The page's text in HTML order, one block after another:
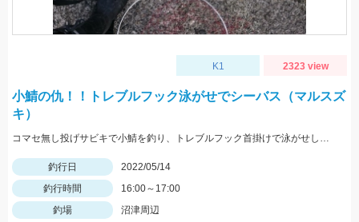
K1 2323 view
小鯖の仇！！トレブルフック泳がせでシーバス（マルスズ
キ）
コマセ無し投げサビキで小鯖を釣り、トレブルフック首掛けで泳がせして10分でシーバスヒット。
釣行日
2022/05/14
釣行時間
16:00～17:00
釣場
沼津周辺